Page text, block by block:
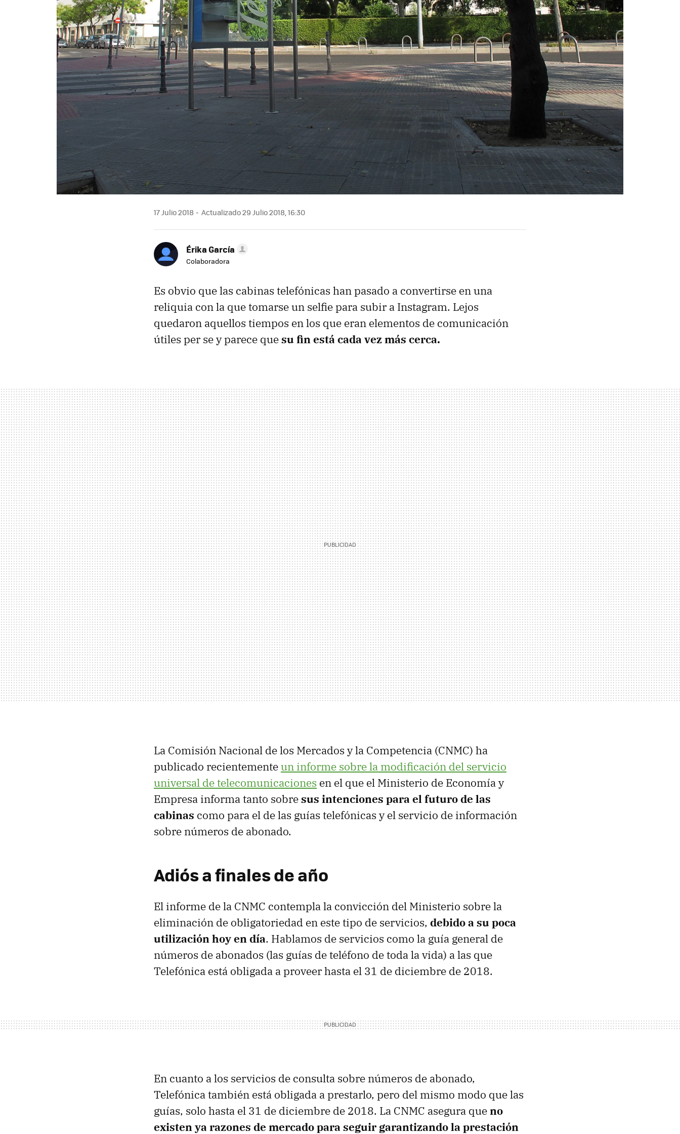
17 Julio 2018 Actualizado 29 Julio 2018, 16:30
Érika García
Colaboradora
Es obvio que las cabinas telefónicas han pasado a convertirse en una
reliquia con la que tomarse un selfie para subir a Instagram. Lejos
quedaron aquellos tiempos en los que eran elementos de comunicación
útiles per se y parece quesu fin está cada vez más cerca.
La Comisión Nacional de los Mercados y la Competencia (CNMC) ha
publicado recientementeun informe sobre la modificación del servicio
universal de telecomunicaciones en el que el Ministerio de Economía y
Empresa informa tanto sobresus intenciones para el futuro de las
cabinas como para el de las guías telefónicas y el servicio de información
sobre números de abonado.
Adiós a finales de año
El informe de la CNMC contempla la convicción del Ministerio sobre la
eliminación de obligatoriedad en este tipo de servicios, debido a su poca
utilización hoy en día. Hablamos de servicios como la guía general de
números de abonados (las guías de teléfono de toda la vida) a las que
Telefónica está obligada a proveer hasta el 31 de diciembre de 2018.
En cuanto a los servicios de consulta sobre números de abonado,
Telefónica también está obligada a prestarlo, pero del mismo modo que las
guías, solo hasta el 31 de diciembre de 2018. La CNMC asegura queno
existen ya razones de mercado para seguir garantizando la prestación